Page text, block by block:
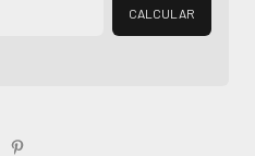
CALCULAR